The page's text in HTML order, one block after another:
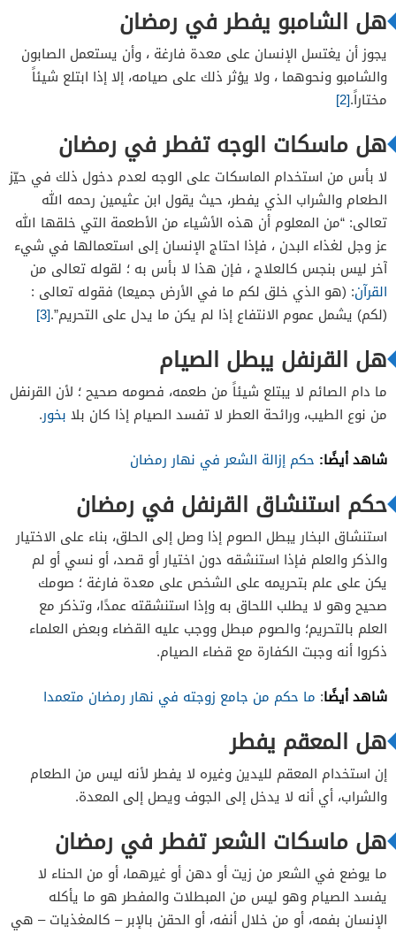
هل الشامبو يفطر في رمضان
يجوز أن يغتسل الإنسان على معدة فارغة ، وأن يستعمل الصابون
والشامبو ونحوهما ، ولا يؤثر ذلك على صيامه، إلا إذا ابتلع شيئاً
مختاراً.[2]
هل ماسكات الوجه تفطر في رمضان
لا بأس من استخدام الماسكات على الوجه لعدم دخول ذلك في حيّز
الطعام والشراب الذي يفطر، حيث يقول ابن عثيمين رحمه الله
تعالى: “من المعلوم أن هذه الأشياء من الأطعمة التي خلقها الله
عز وجل لغذاء البدن ، فإذا احتاج الإنسان إلى استعمالها في شيء
آخر ليس بنجس كالعلاج ، فإن هذا لا بأس به ؛ لقوله تعالى من
القرآن: (هو الذي خلق لكم ما في الأرض جميعا) فقوله تعالى :
(لكم) يشمل عموم الانتفاع إذا لم يكن ما يدل على التحريم”.[3]
هل القرنفل يبطل الصيام
ما دام الصائم لا يبتلع شيئاً من طعمه، فصومه صحيح ؛ لأن القرنفل
من نوع الطيب، ورائحة العطر لا تفسد الصيام إذا كان بلا بخور.
شاهد أيضًا: حكم إزالة الشعر في نهار رمضان
حكم استنشاق القرنفل في رمضان
استنشاق البخار يبطل الصوم إذا وصل إلى الحلق، بناء على الاختيار
والذكر والعلم فإذا استنشقه دون اختيار أو قصد، أو نسي أو لم
يكن على علم بتحريمه على الشخص على معدة فارغة ؛ صومك
صحيح وهو لا يطلب اللحاق به وإذا استنشقته عمدًا، وتذكر مع
العلم بالتحريم؛ والصوم مبطل ووجب عليه القضاء وبعض العلماء
ذكروا أنه وجبت الكفارة مع قضاء الصيام.
شاهد أيضًا: ما حكم من جامع زوجته في نهار رمضان متعمدا
هل المعقم يفطر
إن استخدام المعقم لليدين وغيره لا يفطر لأنه ليس من الطعام
والشراب، أي أنه لا يدخل إلى الجوف ويصل إلى المعدة.
هل ماسكات الشعر تفطر في رمضان
ما يوضع في الشعر من زيت أو دهن أو غيرهما، أو من الحناء لا
يفسد الصيام وهو ليس من المبطلات والمفطر هو ما يأكله
الإنسان بفمه، أو من خلال أنفه، أو الحقن بالإبر – كالمغذيات – هي